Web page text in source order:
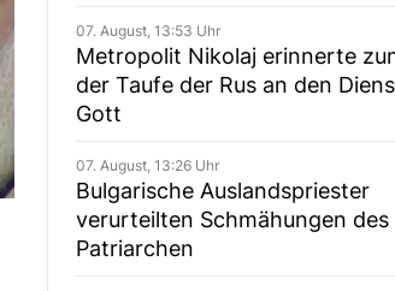
07. August, 13:53 Uhr
Metropolit Nikolaj erinnerte
der Taufe der Rus an den
Gott
07. August, 13:26 Uhr
Bulgarische Auslandspriester
verurteilten Schmähungen des
Patriarchen